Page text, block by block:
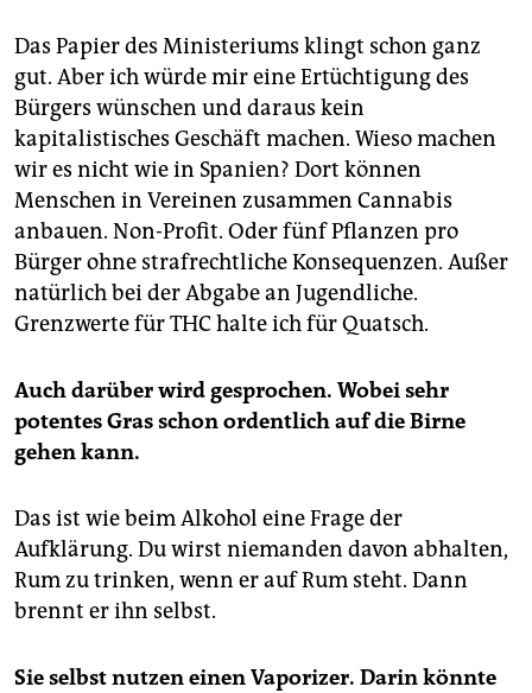
Das Papier des Ministeriums klingt schon ganz
gut. Aber ich würde mir eine Ertüchtigung des
Bürgers wünschen und daraus kein
kapitalistisches Geschäft machen. Wieso machen
wir es nicht wie in Spanien? Dort können
Menschen in Vereinen zusammen Cannabis
anbauen. Non-Profit. Oder fünf Pflanzen pro
Bürger ohne strafrechtliche Konsequenzen. Außer
natürlich bei der Abgabe an Jugendliche.
Grenzwerte für THC halte ich für Quatsch.
Auch darüber wird gesprochen. Wobei sehr
potentes Gras schon ordentlich auf die Birne
gehen kann.
Das ist wie beim Alkohol eine Frage der
Aufklärung. Du wirst niemanden davon abhalten,
Rum zu trinken, wenn er auf Rum steht. Dann
brennt er ihn selbst.
Sie selbst nutzen einen Vaporizer. Darin könnte